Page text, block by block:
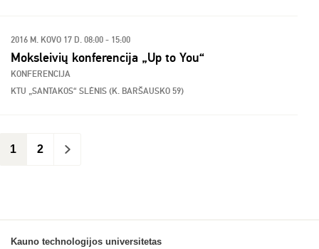
2016 M. KOVO 17 D. 08:00 - 15:00
Moksleivių konferencija „Up to You“
KONFERENCIJA
KTU „SANTAKOS“ SLĖNIS (K. BARŠAUSKO 59)
1 2 >
Kauno technologijos universitetas